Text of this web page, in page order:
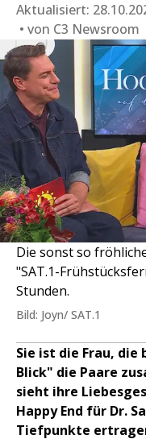
Aktualisiert:
von C3 Newsroom
Die sonst so
"SAT.1-
Stunden.
Bild: Joyn/ SAT.1
Sie ist die Frau,
Blick" die Paare
sieht ihre
Happy End für Dr.
Tiefpunkte